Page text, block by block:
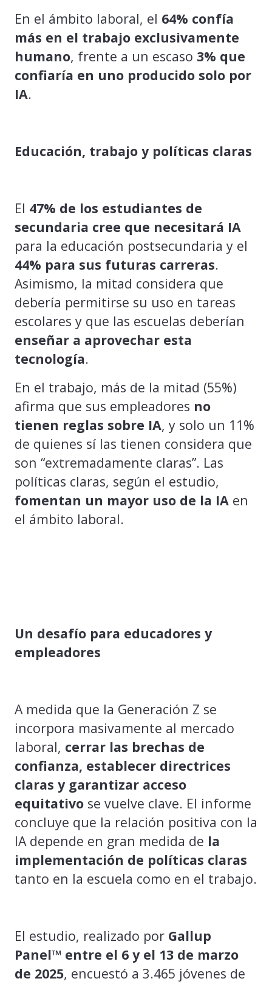
En el ámbito laboral, el 64% confía
más en el trabajo exclusivamente
humano, frente a un escaso 3% que
confiaría en uno producido solo por
IA.
Educación, trabajo y políticas claras
El 47% de los estudiantes de
secundaria cree que necesitará IA
para la educación postsecundaria y el
44% para sus futuras carreras.
Asimismo, la mitad considera que
debería permitirse su uso en tareas
escolares y que las escuelas deberían
enseñar a aprovechar esta
tecnología.
En el trabajo, más de la mitad (55%)
afirma que sus empleadores no
tienen reglas sobre IA, y solo un 11%
de quienes sí las tienen considera que
son “extremadamente claras”. Las
políticas claras, según el estudio,
fomentan un mayor uso de la IA en
el ámbito laboral.
Un desafío para educadores y
empleadores
A medida que la Generación Z se
incorpora masivamente al mercado
laboral, cerrar las brechas de
confianza, establecer directrices
claras y garantizar acceso
equitativo se vuelve clave. El informe
concluye que la relación positiva con la
IA depende en gran medida de la
implementación de políticas claras
tanto en la escuela como en el trabajo.
El estudio, realizado por Gallup
Panel™️ entre el 6 y el 13 de marzo
de 2025, encuestó a 3.465 jóvenes de